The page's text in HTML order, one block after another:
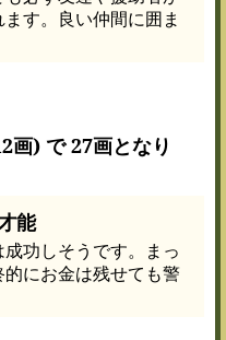
す。良い仲間に囲ま
画) で 27画となり
能
功しそうです。まっ
にお金は残せても警